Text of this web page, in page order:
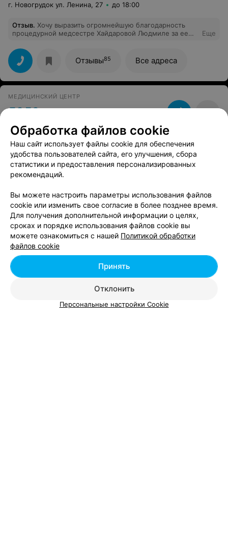
г. Новогрудок ул. Ленина, 27 до 18:00
Отзыв. Хочу выразить огромнейшую благодарность
процедурной медсестре Хайдаровой Людмиле за ее
отношение ко мне и к моему ребенку. Спасибо
огромное этому человеку. Побольше бы таких людей в
медицине.
Еще
Отзывы85 Все адреса
МЕДИЦИНСКИЙ ЦЕНТР
ЛОДЭ
Гродно, ул. Большая Троицкая, 51 до 21:00
Вам будет интересно
Урология в Гродно
Аллергология в Гродно
Оториноларингология в Гродно
Обработка файлов cookie
Наш сайт использует файлы cookie для обеспечения
удобства пользователей сайта, его улучшения, сбора
статистики и предоставления персонализированных
рекомендаций.
Вы можете настроить параметры использования файлов
cookie или изменить свое согласие в более позднее время.
Для получения дополнительной информации о целях,
сроках и порядке использования файлов cookie вы
можете ознакомиться с нашей Политикой обработки
файлов cookie
Отклонить
Принять
Персональные настройки Cookie